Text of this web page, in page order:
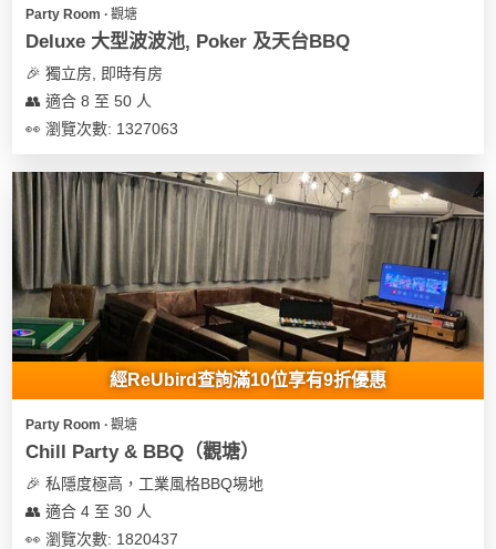
Party Room ∙ 觀塘
Deluxe 大型波波池, Poker 及天台BBQ
🎉 獨立房, 即時有房
👥 適合 8 至 50 人
👀 瀏覽次數: 1327063
經ReUbird查詢滿10位享有9折優惠
Party Room ∙ 觀塘
Chill Party & BBQ（觀塘）
🎉 私隱度極高，工業風格BBQ埸地
👥 適合 4 至 30 人
👀 瀏覽次數: 1820437